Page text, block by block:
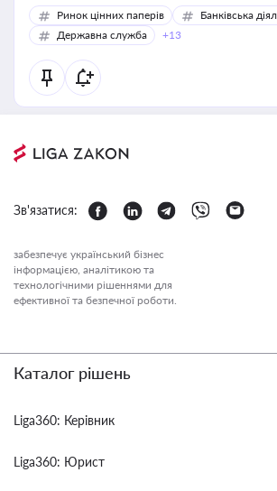
Ринок цінних паперів
Банківська
Державна служба
+13
Зв'язатися:
забезпечує український бізнес
інформацією, аналітикою та
технологічними рішеннями для
ефективної та безпечної роботи.
Каталог рішень
Liga360: Керівник
Liga360: Юрист